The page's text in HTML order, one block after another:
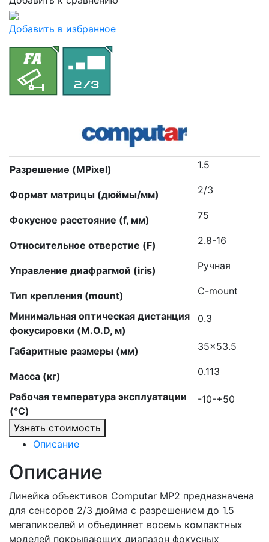
Добавить в избранное
Разрешение (MPixel) 1.5
Формат матрицы (дюймы/мм) 2/3
Фокусное расстояние (f, мм) 75
Относительное отверстие (F) 2.8-16
Управление диафрагмой (iris) Ручная
Тип крепления (mount) C-mount
Минимальная оптическая дистанция
фокусировки (M.O.D, м)
0.3
Габаритные размеры (мм) 35×53.5
Масса (кг) 0.113
Рабочая температура эксплуатации
(°C)
-10-+50
Узнать стоимость
Описание
Описание
Линейка объективов Computar MP2 предназначена
для сенсоров 2/3 дюйма с разрешением до 1.5
мегапикселей и объединяет восемь компактных
моделей покрывающих диапазон фокусных